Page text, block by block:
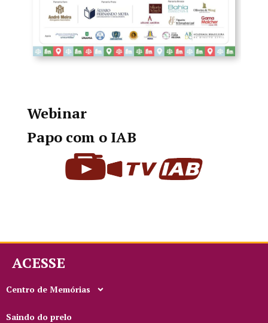
Webinar
Papo com o IAB
ACESSE
Centro de Memórias
Saindo do prelo